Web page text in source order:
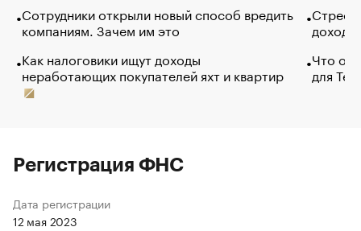
Сотрудники открыли новый способ вредить
компаниям. Зачем им это
Как налоговики ищут доходы
неработающих покупателей яхт и квартир
Что
для
Регистрация ФНС
Дата регистрации
12 мая 2023